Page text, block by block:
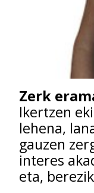
Zerk
Ikertzen
lehena,
gauzen
interes
eta,